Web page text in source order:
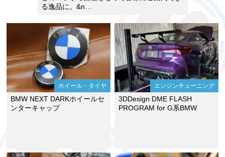
る逸品に。&n…
ホイール・タイヤ
BMW NEXT DARKホイールセ
ンターキャップ
エンジンチューニング
3DDesign DME FLASH
PROGRAM for G系BMW